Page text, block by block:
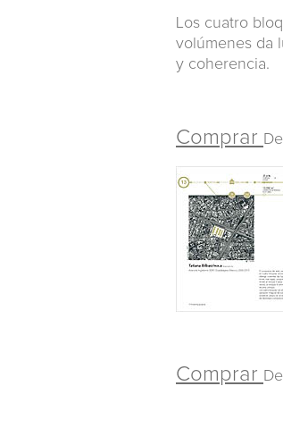
Los cuatro
volúmenes da
y coherencia.
Comprar
Comprar